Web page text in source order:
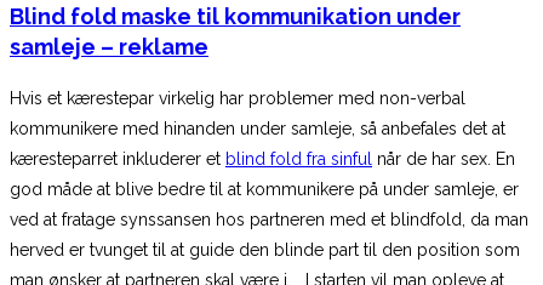
Blind fold maske til kommunikation under
samleje – reklame
Hvis et kærestepar virkelig har problemer med non-verbal
kommunikere med hinanden under samleje, så anbefales det at
kæresteparret inkluderer et blind fold fra sinful
når de har sex. En
god måde at blive bedre til at kommunikere på under samleje, er
ved at fratage synssansen hos partneren med et blindfold, da man
herved er tvunget til at guide den blinde part til den position som
man ønsker at partneren skal være i. I starten vil man opleve at